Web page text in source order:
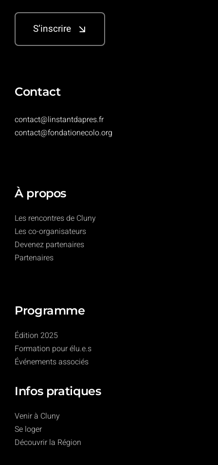
S’inscrire
Contact
contact@linstantdapres.fr
contact@fondationecolo.org
À propos
Les rencontres de Cluny
Les co-organisateurs
Devenez partenaires
Partenaires
Programme
Édition 2025
Formation pour élu.e.s
Événements associés
Infos pratiques
Venir à Cluny
Se loger
Découvrir la Région